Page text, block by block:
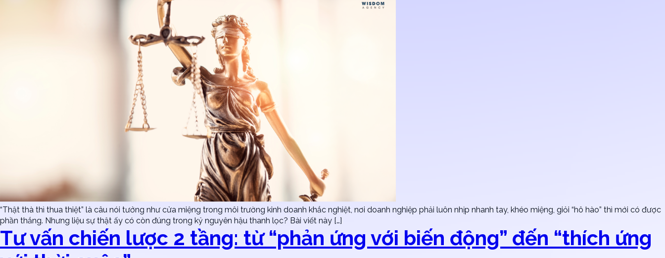
“Thật thà thì thua thiệt” là câu nói tưởng như cửa miệng trong môi trường kinh doanh khắc nghiệt, nơi doanh nghiệp phải luôn nhịp nhanh tay, khéo miệng, giỏi “hô hào” thì mới có được
phần thắng. Nhưng liệu sự thật ấy có còn đúng trong kỷ nguyên hậu thanh lọc? Bài viết này […]
Tư vấn chiến lược 2 tầng: từ “phản ứng với biến động” đến “thích ứng